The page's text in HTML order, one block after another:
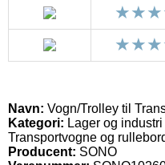
Navn: Vogn/Trolley til
Kategori: Lager og
Transportvogne og
Producent: SONO